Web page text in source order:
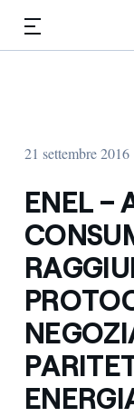
21 settembre 2016
ENEL –